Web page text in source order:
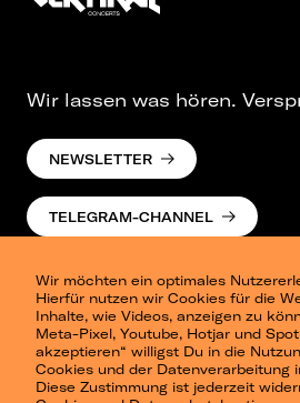
Wir möchten ein optimales
Hierfür nutzen wir Cookies für die
Inhalte, wie Videos, anzeigen zu
Meta-Pixel, Youtube, Hotjar und
akzeptieren“ willigst Du in die
Cookies und der Datenverarbeitung
Diese Zustimmung ist jederzeit
Wir lassen was hören.
NEWSLETTER
TELEGRAM-CHANNEL
Presse
Berlin